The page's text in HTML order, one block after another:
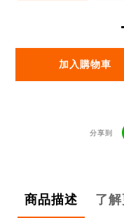
加入購物車
分享到
商品描述 了